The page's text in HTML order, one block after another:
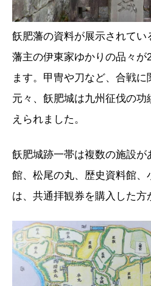
飫肥藩の資料が展示されてい
藩主の伊東家ゆかりの品々が
ます。甲冑や刀など、合戦に
元々、飫肥城は九州征伐の
えられました。
飫肥城跡一帯は複数の施設
館、松尾の丸、歴史資料館、
は、共通拝観券を購入した方